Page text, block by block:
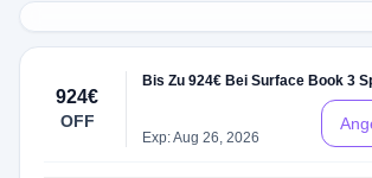
924€
OFF
Bis Zu 924€ Bei Surface Book 3
Exp: Aug 26, 2026